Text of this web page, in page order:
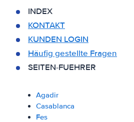
INDEX
KONTAKT
KUNDEN LOGIN
Häufig gestellte Fragen
SEITEN-FUEHRER
Agadir
Casablanca
Fes